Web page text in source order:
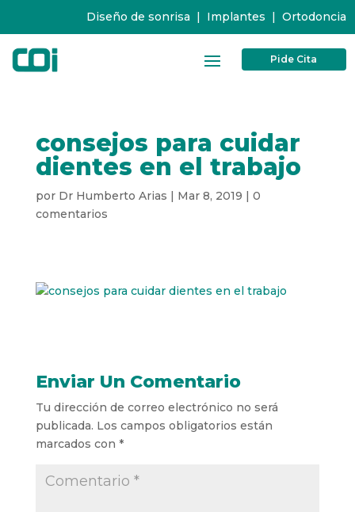
Diseño de sonrisa | Implantes | Ortodoncia
Pide Cita
consejos para cuidar
dientes en el trabajo
por Dr Humberto Arias | Mar 8, 2019 | 0
comentarios
Enviar Un Comentario
Tu dirección de correo electrónico no será
publicada. Los campos obligatorios están
marcados con *